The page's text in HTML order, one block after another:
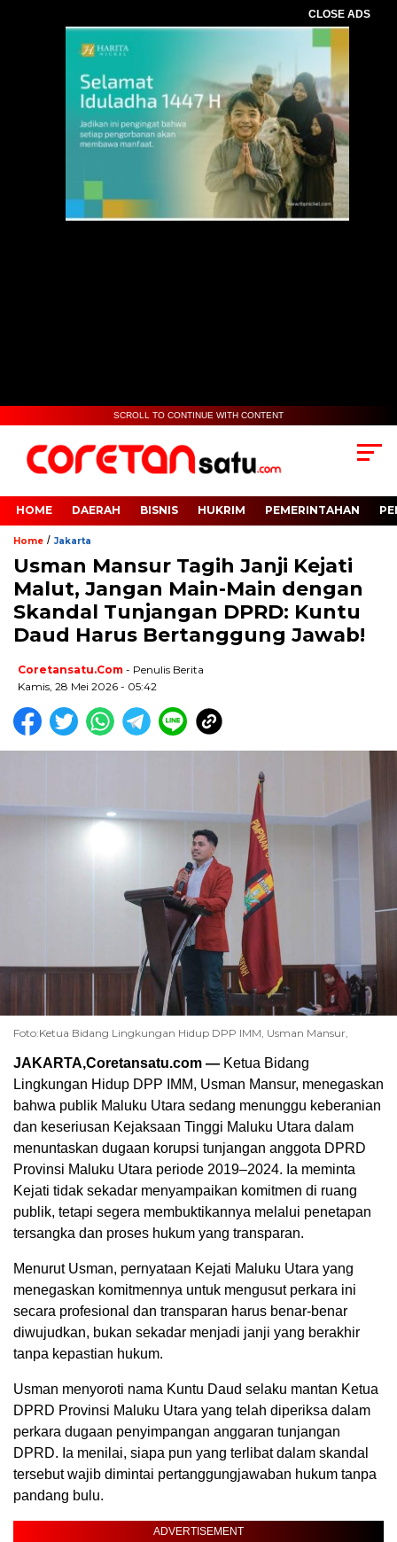
CLOSE ADS
SCROLL TO CONTINUE WITH CONTENT
HOME DAERAH BISNIS HUKRIM PEMERINTAHAN
Home / Jakarta
Usman Mansur Tagih Janji Kejati
Malut, Jangan Main-Main dengan
Skandal Tunjangan DPRD: Kuntu
Daud Harus Bertanggung Jawab!
Coretansatu.com - Penulis Berita
Kamis, 28 Mei 2026 - 05:42
Foto:Ketua Bidang Lingkungan Hidup DPP IMM, Usman Mansur,
JAKARTA,Coretansatu.com — Ketua Bidang
Lingkungan Hidup DPP IMM, Usman Mansur, menegaskan
bahwa publik Maluku Utara sedang menunggu keberanian
dan keseriusan Kejaksaan Tinggi Maluku Utara dalam
menuntaskan dugaan korupsi tunjangan anggota DPRD
Provinsi Maluku Utara periode 2019–2024. Ia meminta
Kejati tidak sekadar menyampaikan komitmen di ruang
publik, tetapi segera membuktikannya melalui penetapan
tersangka dan proses hukum yang transparan.
Menurut Usman, pernyataan Kejati Maluku Utara yang
menegaskan komitmennya untuk mengusut perkara ini
secara profesional dan transparan harus benar-benar
diwujudkan, bukan sekadar menjadi janji yang berakhir
tanpa kepastian hukum.
Usman menyoroti nama Kuntu Daud selaku mantan Ketua
DPRD Provinsi Maluku Utara yang telah diperiksa dalam
perkara dugaan penyimpangan anggaran tunjangan
DPRD. Ia menilai, siapa pun yang terlibat dalam skandal
tersebut wajib dimintai pertanggungjawaban hukum tanpa
pandang bulu.
ADVERTISEMENT